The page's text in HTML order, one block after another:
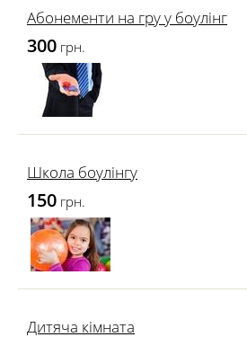
Абонементи на гру у боулінг
300 грн.
Школа боулінгу
150 грн.
Дитяча кімната